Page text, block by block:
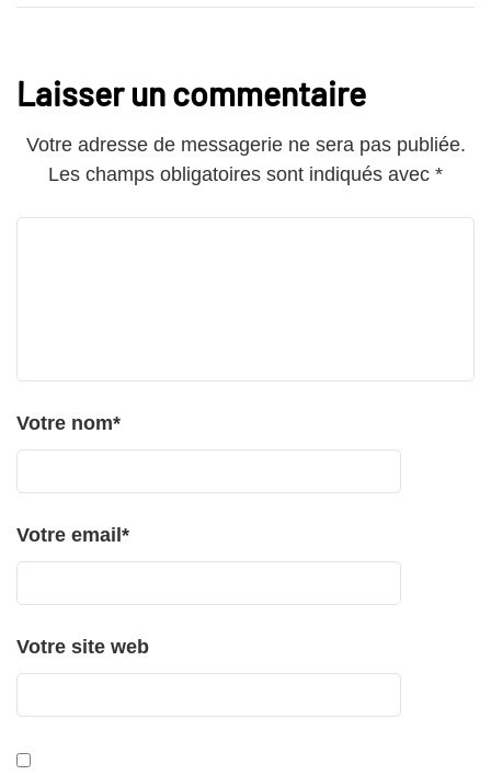
Laisser un commentaire
Votre adresse de messagerie ne sera pas publiée.
Les champs obligatoires sont indiqués avec *
Votre nom*
Votre email*
Votre site web